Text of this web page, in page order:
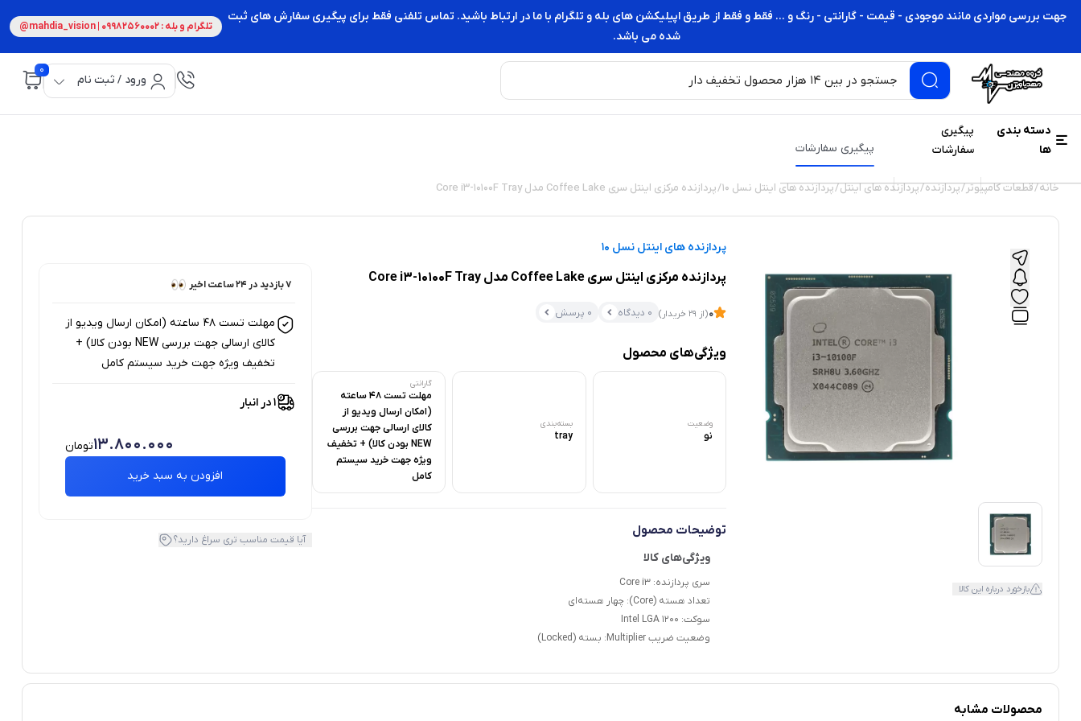
جهت بررسی مواردی مانند موجودی - قیمت - گارانتی - رنگ و ... فقط و فقط از طریق اپیلیکشن های بله و تلگرام با ما در ارتباط باشید. تماس تلفنی فقط برای پیگیری سفارش های ثبت
شده می باشد.
تلگرام و بله : 09982560002 | mahdia_vision@
ورود / ثبت نام
0
دسته بندی
ها
پیگیری
سفارشات
پیگیری سفارشات
خانه/قطعات کامپیوتر/پردازنده/پردازنده های اینتل/پردازنده های اینتل نسل 10 / پردازنده مرکزی اینتل سری Coffee Lake مدل Core i3-10100F Tray
بازخورد درباره این کالا
پردازنده های اینتل نسل 10
پردازنده مرکزی اینتل سری Coffee Lake مدل Core i3-10100F Tray
0(از 29 خریدار) 0 دیدگاه 0 پرسش
ویژگی‌های محصول
وضعیت
نو
بسته‌بندی
tray
گارانتی
مهلت تست 48 ساعته
(امکان ارسال ویدیو از
کالای ارسالی جهت بررسی
NEW بودن کالا) + تخفیف
ویژه جهت خرید سیستم
کامل
توضیحات محصول
سری پردازنده: Core i3
تعداد هسته (Core): چهار هسته‌ای
سوکت: Intel LGA 1200
وضعیت ضریب Multiplier: بسته (Locked)
7 بازدید در ۲۴ ساعت اخیر
مهلت تست 48 ساعته (امکان ارسال ویدیو از
کالای ارسالی جهت بررسی NEW بودن کالا) +
تخفیف ویژه جهت خرید سیستم کامل
1 در انبار
افزودن به سبد خرید
13.800.000تومان
آیا قیمت مناسب تری سراغ دارید؟
محصولات مشابه